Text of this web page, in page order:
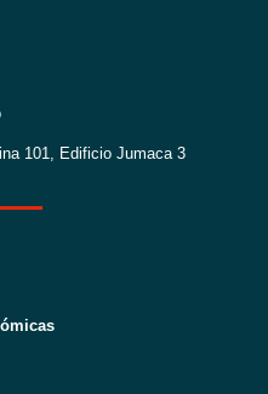
101, Edificio Jumaca 3